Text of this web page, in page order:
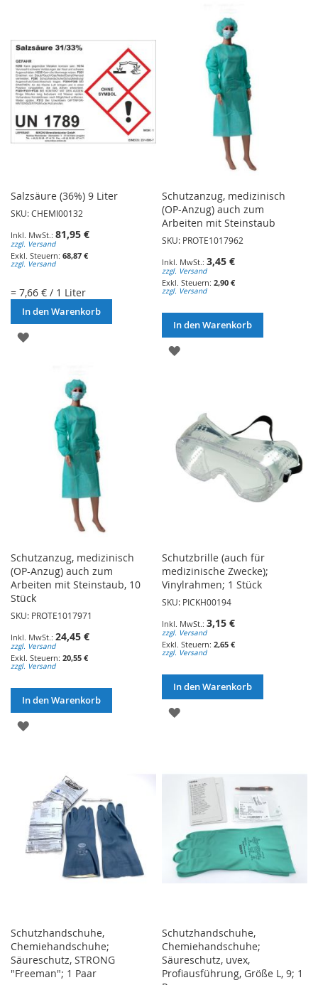
HINZUFÜGEN
HINZUFÜGEN
Salzsäure (36%) 9 Liter
SKU: CHEMI00132
81,95 €
zzgl. Versand
68,87 €
zzgl. Versand
= 7,66 € / 1 Liter
In den Warenkorb
ZUR
HINZUFÜGEN
Schutzanzug, medizinisch
(OP-Anzug) auch zum
Arbeiten mit Steinstaub
SKU: PROTE1017962
3,45 €
zzgl. Versand
2,90 €
zzgl. Versand
In den Warenkorb
ZUR
Schutzanzug, medizinisch
(OP-Anzug) auch zum
Arbeiten mit Steinstaub, 10
Stück
SKU: PROTE1017971
24,45 €
zzgl. Versand
20,55 €
zzgl. Versand
In den Warenkorb
ZUR
HINZUFÜGEN
Schutzbrille (auch für
medizinische Zwecke);
Vinylrahmen; 1 Stück
SKU: PICKH00194
3,15 €
zzgl. Versand
2,65 €
zzgl. Versand
In den Warenkorb
ZUR
Schutzhandschuhe,
Chemiehandschuhe;
Säureschutz, STRONG
"Freeman"; 1 Paar
Schutzhandschuhe,
Chemiehandschuhe;
Säureschutz, uvex,
Profiausführung, Größe L, 9; 1